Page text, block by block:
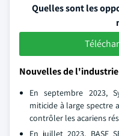
Quelles sont les
Nouvelles de
En septembre 2023,
miticide à large spectre
contrôler les acariens
En juillet 2023, BASF